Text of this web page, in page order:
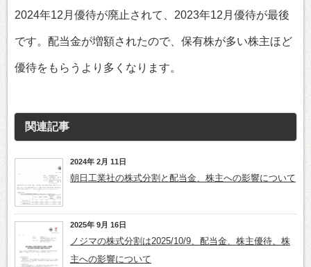
2024年12月優待が廃止されて、2023年12月優待が最後
です。配当金が増額されたので、保有株が多い株主ほど
優待をもらうより多くなります。
関連記事
2024年 2月 11日
朝日工業社の株式分割と配当金、株主への影響について
2025年 9月 16日
ノジマの株式分割は2025/10/9、配当金、株主優待、株
主への影響について